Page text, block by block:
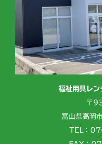
福祉用具レン
〒
富山県高岡
TEL：